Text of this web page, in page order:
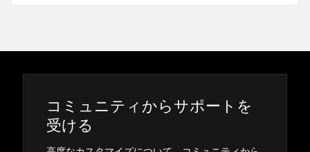
コミ⁠ュニテ⁠ィからサポ⁠ートを
受ける